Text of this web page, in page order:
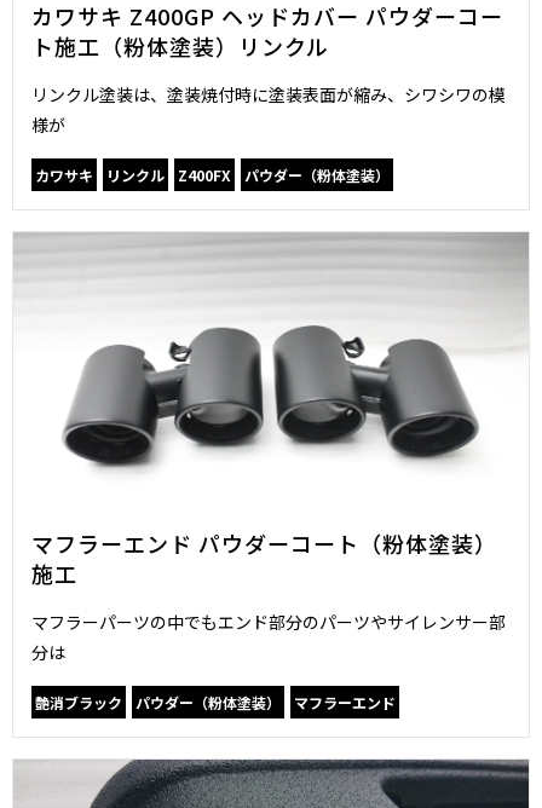
カワサキ Z400GP ヘッドカバー パウダーコー
ト施工（粉体塗装）リンクル
リンクル塗装は、塗装焼付時に塗装表面が縮み、シワシワの模
様が
カワサキ リンクル Z400FX パウダー（粉体塗装）
マフラーエンド パウダーコート（粉体塗装）
施工
マフラーパーツの中でもエンド部分のパーツやサイレンサー部
分は
艶消ブラック パウダー（粉体塗装） マフラーエンド